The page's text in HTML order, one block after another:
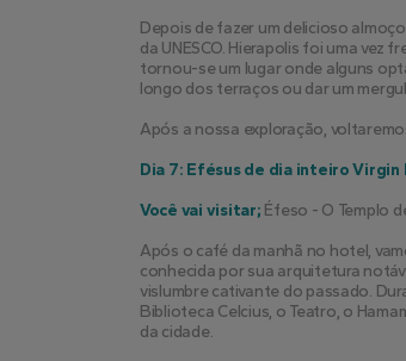
Depois de fazer um delicioso
da UNESCO. Hierapolis foi uma vez
tornou-se um lugar onde alguns
longo dos terraços ou dar um
Após a nossa exploração,
Dia 7: Efésus de dia inteiro
Você vai visitar; Éfeso - O Templo
Após o café da manhã no hotel,
conhecida por sua arquitetura
vislumbre cativante do passado.
Biblioteca Celcius, o Teatro, o
da cidade.